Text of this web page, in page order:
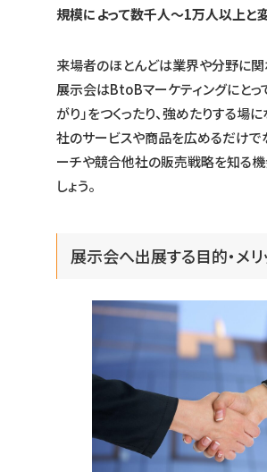
規模によって数千人～1万人以上と変
来場者のほとんどは業界や分野に関
展示会はBtoBマーケティングにとっ
がり」をつくったり、強めたりする場
社のサービスや商品を広めるだけで
ーチや競合他社の販売戦略を知る機
しょう。
展示会へ出展する目的・メリ